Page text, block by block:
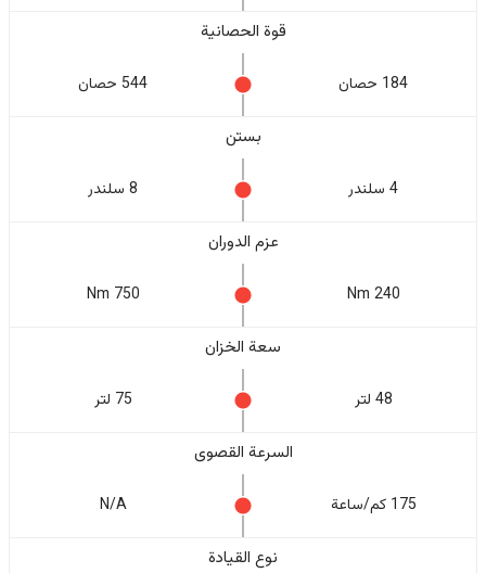
قوة الحصانية
184 حصان 544 حصان
بستن
4 سلندر 8 سلندر
عزم الدوران
240 Nm
750 Nm
سعة الخزان
48 لتر 75 لتر
السرعة القصوى
175 كم/ساعة N/A
نوع القيادة